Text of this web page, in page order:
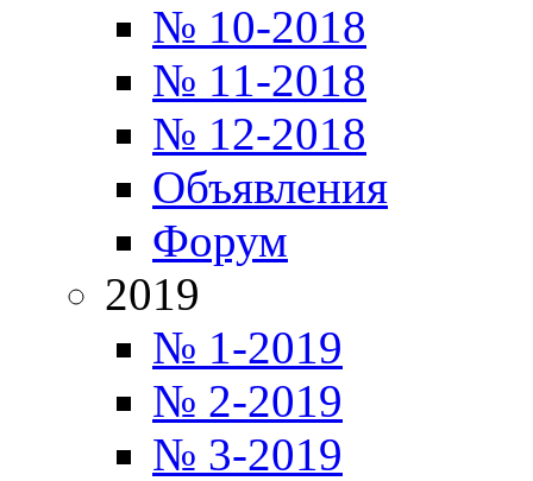
№ 10-2018
№ 11-2018
№ 12-2018
Объявления
Форум
2019
№ 1-2019
№ 2-2019
№ 3-2019